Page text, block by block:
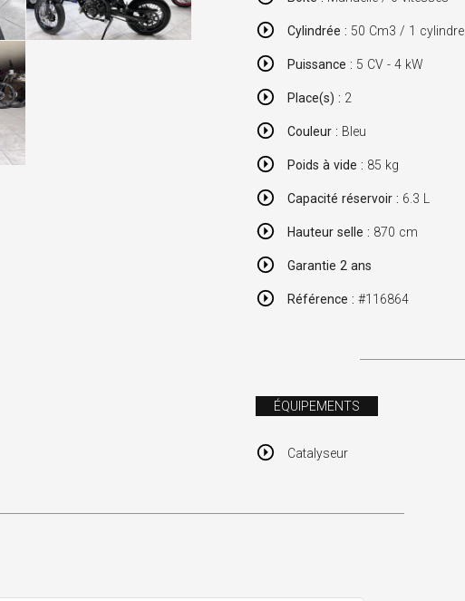
Cylindrée : 50 Cm3 / 1 cylindre
Puissance : 5 CV - 4 kW
Place(s) : 2
Couleur : Bleu
Poids à vide : 85 kg
Capacité réservoir : 6.3 L
Hauteur selle : 870 cm
Garantie 2 ans
Référence : #116864
ÉQUIPEMENTS
Catalyseur